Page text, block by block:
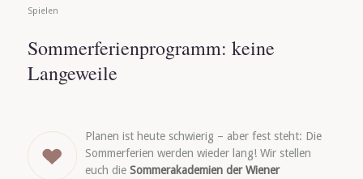
Spielen
Sommerferienprogramm: keine
Langeweile
Planen ist heute schwierig – aber fest steht: Die
Sommerferien werden wieder lang! Wir stellen
euch die Sommerakademien der Wiener